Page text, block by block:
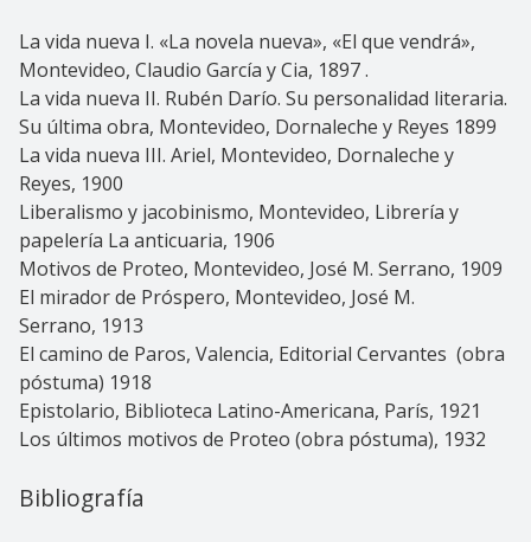
La vida nueva I. «La novela nueva», «El que vendrá»,
Montevideo, Claudio García y Cia, 1897 .
La vida nueva II. Rubén Darío. Su personalidad literaria.
Su última obra, Montevideo, Dornaleche y Reyes 1899
La vida nueva III. Ariel, Montevideo, Dornaleche y
Reyes, 1900
Liberalismo y jacobinismo, Montevideo, Librería y
papelería La anticuaria, 1906
Motivos de Proteo, Montevideo, José M. Serrano, 1909
El mirador de Próspero, Montevideo, José M.
Serrano, 1913
El camino de Paros, Valencia, Editorial Cervantes (obra
póstuma) 1918
Epistolario, Biblioteca Latino-Americana, París, 1921
Los últimos motivos de Proteo (obra póstuma), 1932
Bibliografía